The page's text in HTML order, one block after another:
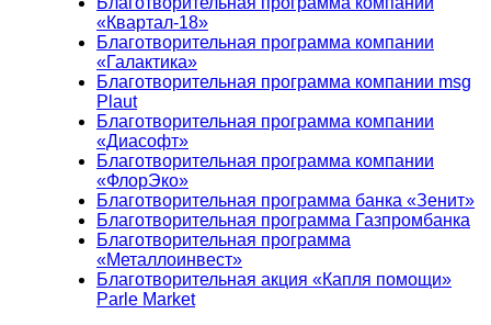
«Квартал-18»
Благотворительная программа компании
«Галактика»
Благотворительная программа компании msg
Plaut
Благотворительная программа компании
«Диасофт»
Благотворительная программа компании
«ФлорЭко»
Благотворительная программа банка «Зенит»
Благотворительная программа Газпромбанка
Благотворительная программа
«Металлоинвест»
Благотворительная акция «Капля помощи»
Parle Market